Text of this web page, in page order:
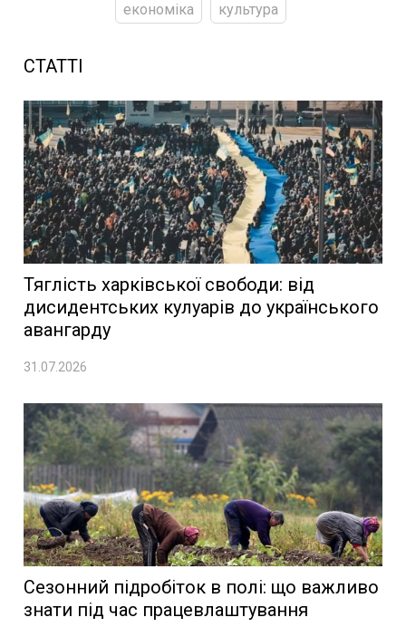
економіка
культура
СТАТТІ
Тяглість харківської свободи: від
дисидентських кулуарів до українського
авангарду
31.07.2026
Сезонний підробіток в полі: що важливо
знати під час працевлаштування